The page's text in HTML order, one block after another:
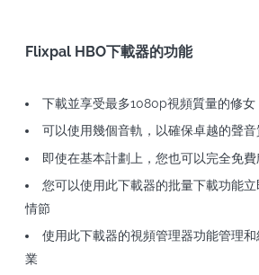
Flixpal HBO下載器的功能
下載並享受最多1080p視頻質量的修女
可以使用幾個音軌，以確保卓越的聲音
即使在基本計劃上，您也可以完全免
您可以使用此下載器的批量下載功能
情節
使用此下載器的視頻管理器功能管理
業